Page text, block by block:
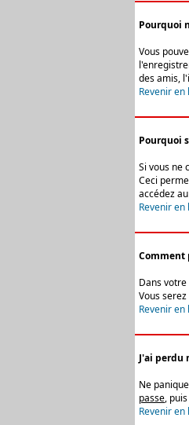
Pourquoi
Vous
des amis,
Revenir
Pourquoi
Si vous ne
Ceci
accédez
Revenir
Comment
Dans
Vous
Revenir
J'ai perdu
Ne
passe,
Revenir